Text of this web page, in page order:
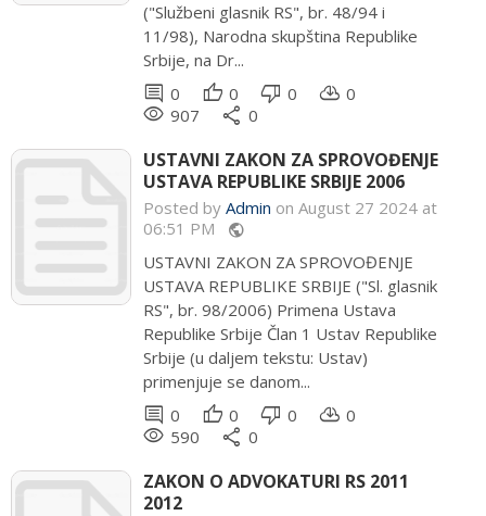
("Službeni glasnik RS", br. 48/94 i
11/98), Narodna skupština Republike
Srbije, na Dr...
comment 0 thumb_up 0 thumb_down 0 cloud_download 0
remove_red_eye 907 share 0
USTAVNI ZAKON ZA SPROVOĐENJE
USTAVA REPUBLIKE SRBIJE 2006
Posted by Admin on August 27 2024 at
06:51 PM public
USTAVNI ZAKON ZA SPROVOĐENJE
USTAVA REPUBLIKE SRBIJE ("Sl. glasnik
RS", br. 98/2006) Primena Ustava
Republike Srbije Član 1 Ustav Republike
Srbije (u daljem tekstu: Ustav)
primenjuje se danom...
comment 0 thumb_up 0 thumb_down 0 cloud_download 0
remove_red_eye 590 share 0
ZAKON O ADVOKATURI RS 2011
2012